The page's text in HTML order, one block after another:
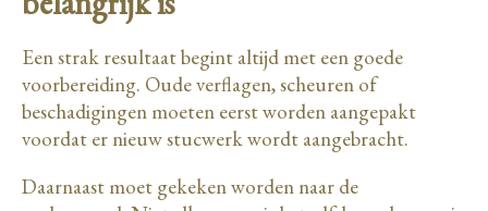
Een strak resultaat begint altijd met een goede
voorbereiding. Oude verflagen, scheuren of
beschadigingen moeten eerst worden aangepakt
voordat er nieuw stucwerk wordt aangebracht.
Daarnaast moet gekeken worden naar de